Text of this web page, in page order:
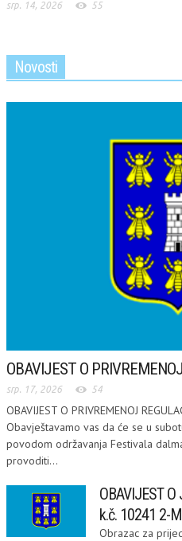
srp. 14, 2026 55
Novosti
OBAVIJEST O
srp. 17, 2026 54
OBAVIJEST O PRIVREMENOJ
Obavještavamo vas da će se u
povodom održavanja Festivala
provoditi...
OBAVIJEST
k.č. 10241 2-
Obrazac za